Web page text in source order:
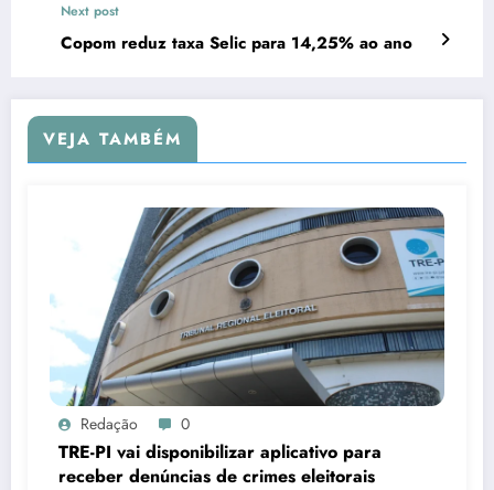
Next post
Copom reduz taxa Selic para 14,25% ao ano
VEJA TAMBÉM
Redação 0
TRE-PI vai disponibilizar aplicativo para
receber denúncias de crimes eleitorais